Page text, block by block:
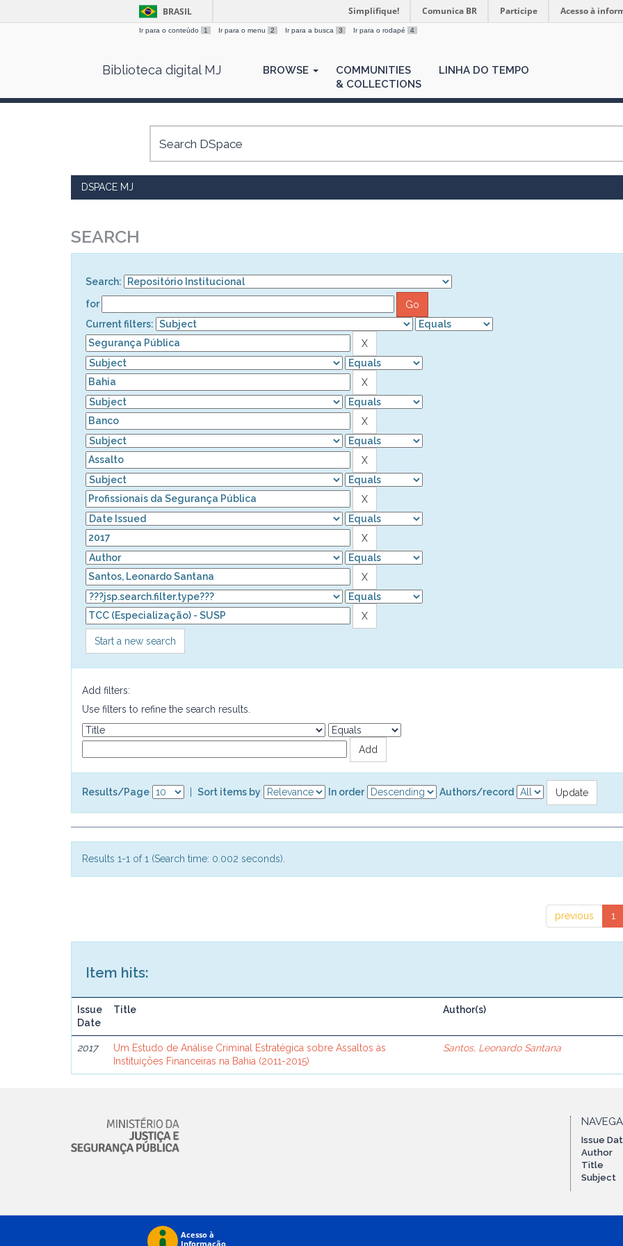
BRASIL Simplifique! Comunica BR Participe Acesso à
Ir para o conteúdo 1 Ir para o menu 2 Ir para a busca 3 Ir para o rodapé 4
Biblioteca digital MJ BROWSE
COMMUNITIES
& COLLECTIONS
LINHA DO TEMPO
DSPACE MJ
SEARCH
Search:
for
Current filters:
Start a new search
Add filters:
Use filters to refine the search results.
Results/Page Sort items by In order Authors/record
Results 1-1 of 1 (Search time: 0.002 seconds).
previous 1
Item hits:
Issue
Date
Title Author(s)
2017
Um Estudo de Análise Criminal Estratégica sobre Assaltos às
Instituições Financeiras na Bahia (2011-2015)
Santos, Leonardo Santana
Issue
Author
Title
Subject